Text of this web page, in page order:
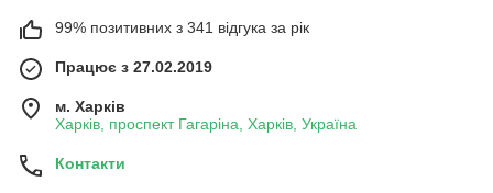
99% позитивних з 341 відгука за рік
Працює з 27.02.2019
м. Харків
Харків, проспект Гагаріна, Харків, Україна
Контакти